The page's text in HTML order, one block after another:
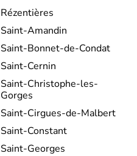
Rézentières
Saint-Amandin
Saint-Bonnet-de-Condat
Saint-Cernin
Saint-Christophe-les-
Gorges
Saint-Cirgues-de-Malbert
Saint-Constant
Saint-Georges